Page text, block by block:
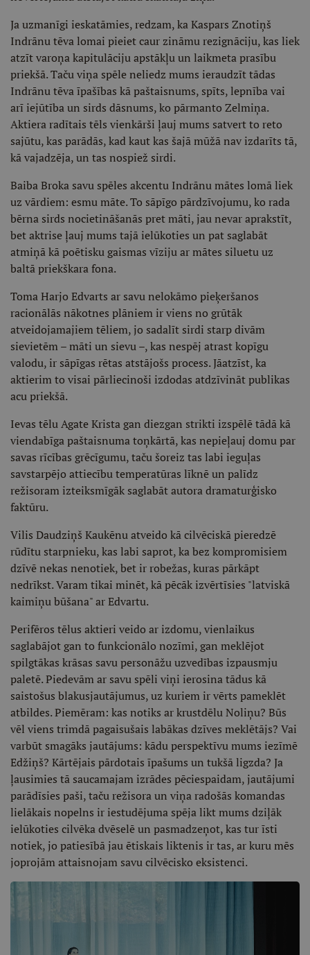
Ja uzmanīgi ieskatāmies, redzam, ka Kaspars Znotiņš
Indrānu tēva lomai pieiet caur zināmu rezignāciju, kas liek
atzīt varoņa kapitulāciju apstākļu un laikmeta prasību
priekšā. Taču viņa spēle neliedz mums ieraudzīt tādas
Indrānu tēva īpašības kā paštaisnums, spīts, lepnība vai
arī iejūtība un sirds dāsnums, ko pārmanto Zelmiņa.
Aktiera radītais tēls vienkārši ļauj mums satvert to reto
sajūtu, kas parādās, kad kaut kas šajā mūžā nav izdarīts tā,
kā vajadzēja, un tas nospiež sirdi.
Baiba Broka savu spēles akcentu Indrānu mātes lomā liek
uz vārdiem: esmu māte. To sāpīgo pārdzīvojumu, ko rada
bērna sirds nocietināšanās pret māti, jau nevar aprakstīt,
bet aktrise ļauj mums tajā ielūkoties un pat saglabāt
atmiņā kā poētisku gaismas vīziju ar mātes siluetu uz
baltā priekškara fona.
Toma Harjo Edvarts ar savu nelokāmo pieķeršanos
racionālās nākotnes plāniem ir viens no grūtāk
atveidojamajiem tēliem, jo sadalīt sirdi starp divām
sievietēm – māti un sievu –, kas nespēj atrast kopīgu
valodu, ir sāpīgas rētas atstājošs process. Jāatzīst, ka
aktierim to visai pārliecinoši izdodas atdzīvināt publikas
acu priekšā.
Ievas tēlu Agate Krista gan diezgan strikti izspēlē tādā kā
viendabīga paštaisnuma toņkārtā, kas nepieļauj domu par
savas rīcības grēcīgumu, taču šoreiz tas labi ieguļas
savstarpējo attiecību temperatūras līknē un palīdz
režisoram izteiksmīgāk saglabāt autora dramaturģisko
faktūru.
Vilis Daudziņš Kaukēnu atveido kā cilvēciskā pieredzē
rūdītu starpnieku, kas labi saprot, ka bez kompromisiem
dzīvē nekas nenotiek, bet ir robežas, kuras pārkāpt
nedrīkst. Varam tikai minēt, kā pēcāk izvērtīsies "latviskā
kaimiņu būšana" ar Edvartu.
Perifēros tēlus aktieri veido ar izdomu, vienlaikus
saglabājot gan to funkcionālo nozīmi, gan meklējot
spilgtākas krāsas savu personāžu uzvedības izpausmju
paletē. Piedevām ar savu spēli viņi ierosina tādus kā
saistošus blakusjautājumus, uz kuriem ir vērts pameklēt
atbildes. Piemēram: kas notiks ar krustdēlu Noliņu? Būs
vēl viens trimdā pagaisušais labākas dzīves meklētājs? Vai
varbūt smagāks jautājums: kādu perspektīvu mums iezīmē
Edžiņš? Kārtējais pārdotais īpašums un tukšā ligzda? Ja
ļausimies tā saucamajam izrādes pēciespaidam, jautājumi
parādīsies paši, taču režisora un viņa radošās komandas
lielākais nopelns ir iestudējuma spēja likt mums dziļāk
ielūkoties cilvēka dvēselē un pasmadzeņot, kas tur īsti
notiek, jo patiesībā jau ētiskais liktenis ir tas, ar kuru mēs
joprojām attaisnojam savu cilvēcisko eksistenci.